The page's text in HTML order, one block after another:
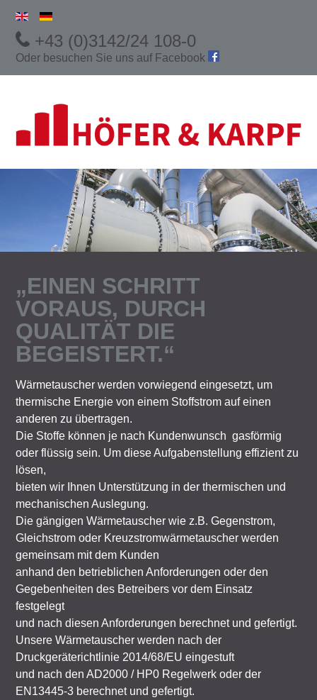
+43 (0)3142/24 108-0
Oder besuchen Sie uns auf Facebook
„EINEN SCHRITT
VORAUS, DURCH
QUALITÄT DIE
BEGEISTERT.“
Wärmetauscher werden vorwiegend eingesetzt, um
thermische Energie von einem Stoffstrom auf einen
anderen zu übertragen.
Die Stoffe können je nach Kundenwunsch gasförmig
oder flüssig sein. Um diese Aufgabenstellung effizient zu
lösen,
bieten wir Ihnen Unterstützung in der thermischen und
mechanischen Auslegung.
Die gängigen Wärmetauscher wie z.B. Gegenstrom,
Gleichstrom oder Kreuzstromwärmetauscher werden
gemeinsam mit dem Kunden
anhand den betrieblichen Anforderungen oder den
Gegebenheiten des Betreibers vor dem Einsatz
festgelegt
und nach diesen Anforderungen berechnet und gefertigt.
Unsere Wärmetauscher werden nach der
Druckgeräterichtlinie 2014/68/EU eingestuft
und nach den AD2000 / HP0 Regelwerk oder der
EN13445-3 berechnet und gefertigt.